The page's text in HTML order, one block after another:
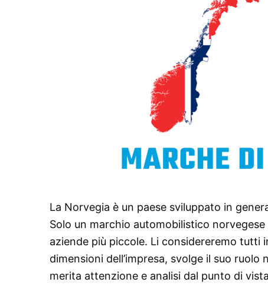
La Norvegia è un paese sviluppato in
Solo un marchio automobilistico
aziende più piccole. Li considereremo
dimensioni dell’impresa, svolge il suo
merita attenzione e analisi dal punto di